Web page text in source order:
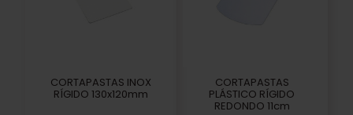
CORTAPASTAS INOX
RÍGIDO 130x120mm
CORTAPASTAS
PLÁSTICO RÍGIDO
REDONDO 11cm